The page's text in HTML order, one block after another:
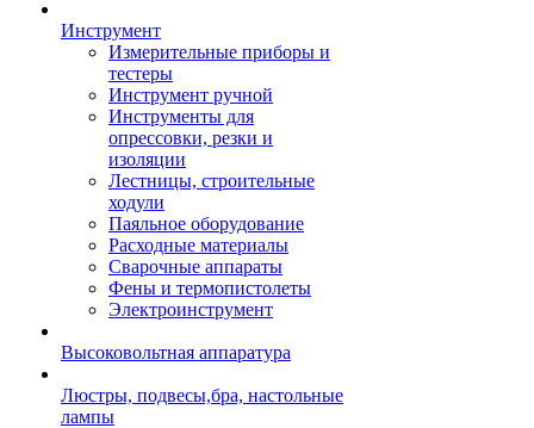
Инструмент
Измерительные приборы и
тестеры
Инструмент ручной
Инструменты для
опрессовки, резки и
изоляции
Лестницы, строительные
ходули
Паяльное оборудование
Расходные материалы
Сварочные аппараты
Фены и термопистолеты
Электроинструмент
Высоковольтная аппаратура
Люстры, подвесы,бра, настольные
лампы